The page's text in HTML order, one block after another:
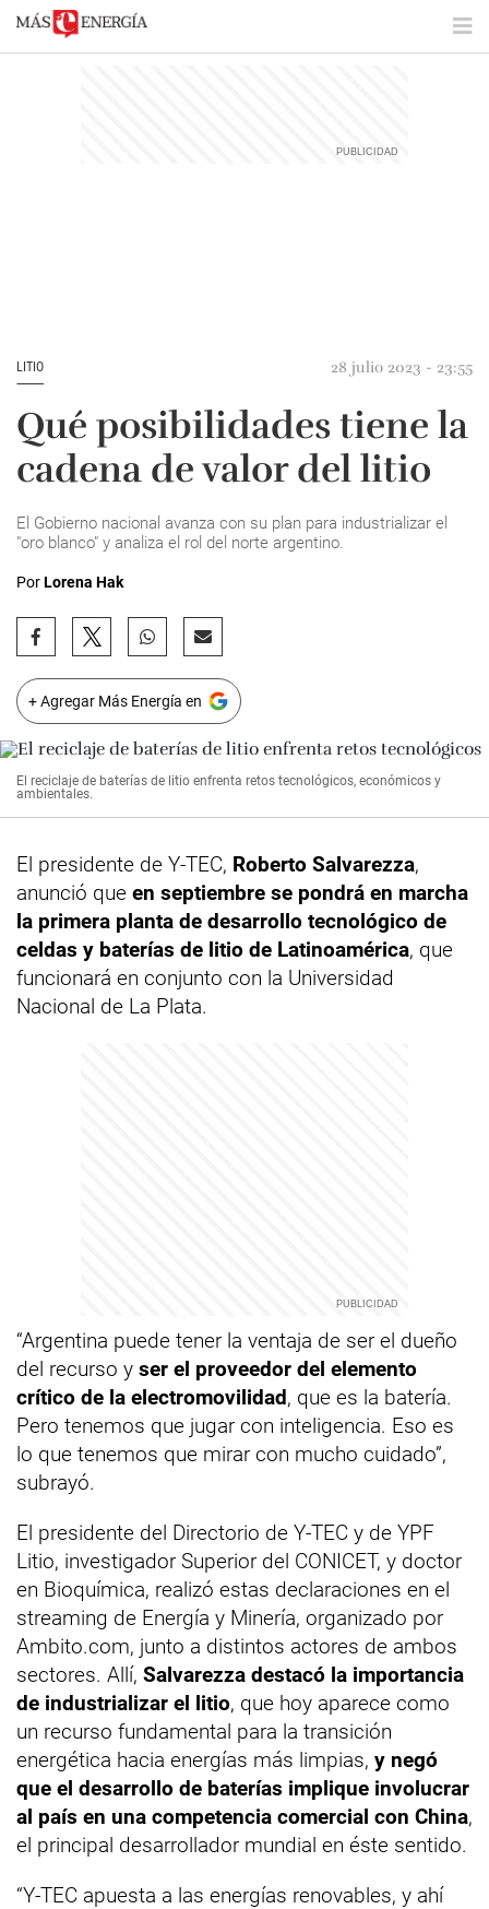
LITIO 28 julio 2023 - 23:55
Qué posibilidades tiene la
cadena de valor del litio
El Gobierno nacional avanza con su plan para industrializar el
"oro blanco" y analiza el rol del norte argentino.
PorLorena Hak
+ Agregar Más Energía en
El reciclaje de baterías de litio enfrenta retos tecnológicos, económicos y
ambientales.
El presidente de Y-TEC, Roberto Salvarezza,
anunció que en septiembre se pondrá en marcha
la primera planta de desarrollo tecnológico de
celdas y baterías de litio de Latinoamérica, que
funcionará en conjunto con la Universidad
Nacional de La Plata.
“Argentina puede tener la ventaja de ser el dueño
del recurso y ser el proveedor del elemento
crítico de la electromovilidad, que es la batería.
Pero tenemos que jugar con inteligencia. Eso es
lo que tenemos que mirar con mucho cuidado”,
subrayó.
El presidente del Directorio de Y-TEC y de YPF
Litio, investigador Superior del CONICET, y doctor
en Bioquímica, realizó estas declaraciones en el
streaming de Energía y Minería, organizado por
Ambito.com, junto a distintos actores de ambos
sectores. Allí, Salvarezza destacó la importancia
de industrializar el litio, que hoy aparece como
un recurso fundamental para la transición
energética hacia energías más limpias, y negó
que el desarrollo de baterías implique involucrar
al país en una competencia comercial con China,
el principal desarrollador mundial en éste sentido.
“Y-TEC apuesta a las energías renovables, y ahí